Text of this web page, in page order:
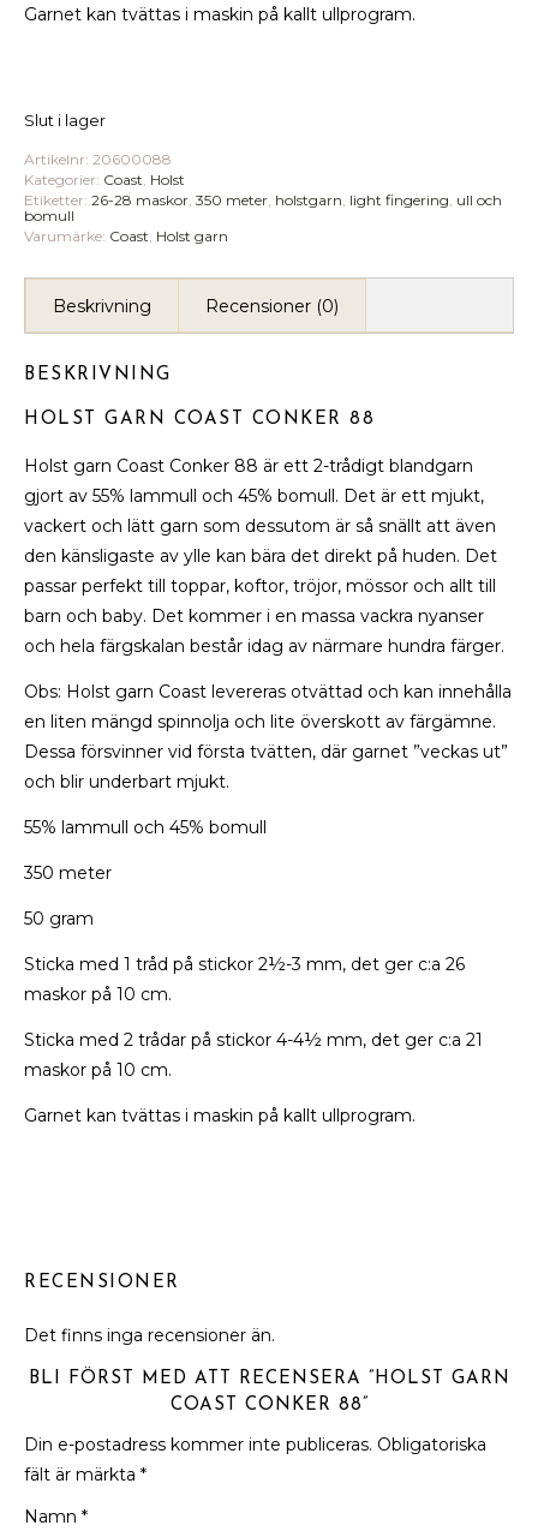
Garnet kan tvättas i maskin på kallt ullprogram.
Slut i lager
Artikelnr: 20600088
Kategorier: Coast, Holst
Etiketter: 26-28 maskor, 350 meter, holstgarn, light fingering, ull och
bomull
Varumärke: Coast, Holst garn
Beskrivning Recensioner (0)
BESKRIVNING
HOLST GARN COAST CONKER 88
Holst garn Coast Conker 88 är ett 2-trådigt blandgarn
gjort av 55% lammull och 45% bomull. Det är ett mjukt,
vackert och lätt garn som dessutom är så snällt att även
den känsligaste av ylle kan bära det direkt på huden. Det
passar perfekt till toppar, koftor, tröjor, mössor och allt till
barn och baby. Det kommer i en massa vackra nyanser
och hela färgskalan består idag av närmare hundra färger.
Obs: Holst garn Coast levereras otvättad och kan innehålla
en liten mängd spinnolja och lite överskott av färgämne.
Dessa försvinner vid första tvätten, där garnet ”veckas ut”
och blir underbart mjukt.
55% lammull och 45% bomull
350 meter
50 gram
Sticka med 1 tråd på stickor 2½-3 mm, det ger c:a 26
maskor på 10 cm.
Sticka med 2 trådar på stickor 4-4½ mm, det ger c:a 21
maskor på 10 cm.
Garnet kan tvättas i maskin på kallt ullprogram.
RECENSIONER
Det finns inga recensioner än.
BLI FÖRST MED ATT RECENSERA ”HOLST GARN
COAST CONKER 88”
Din e-postadress kommer inte publiceras. Obligatoriska
fält är märkta *
Namn *